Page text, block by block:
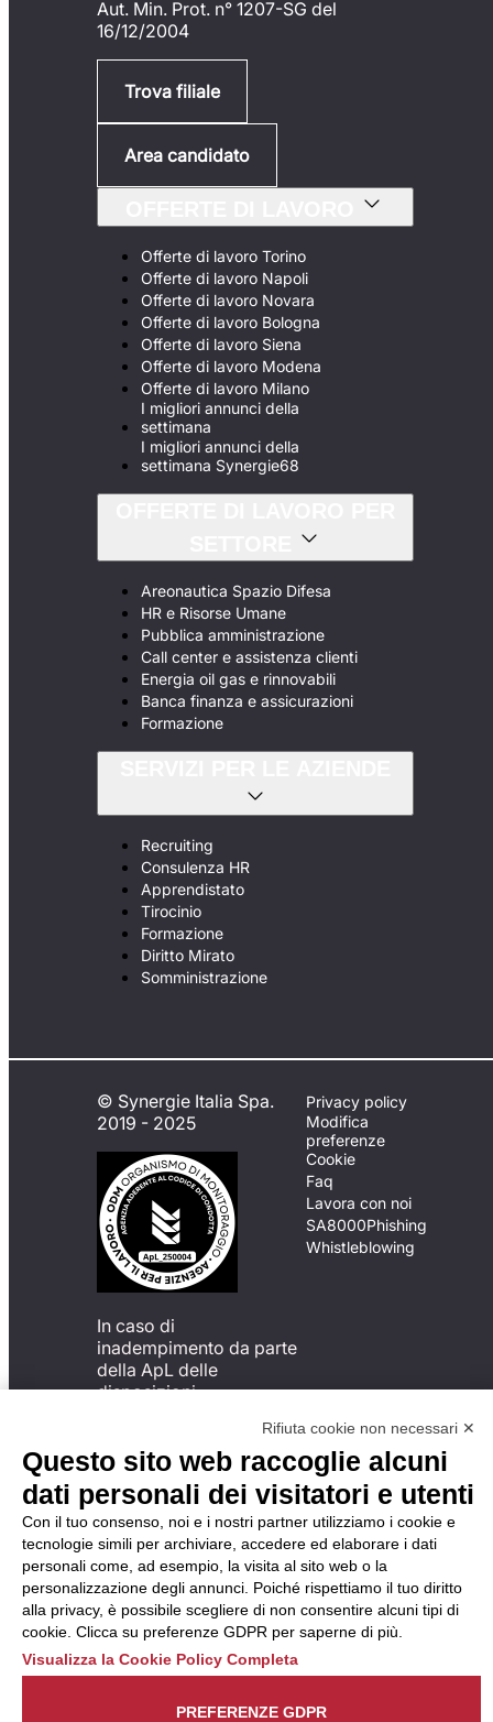
Aut. Min. Prot. n° 1207-SG del
16/12/2004
Trova filiale
Area candidato
Offerte di lavoro Torino
Offerte di lavoro Napoli
Offerte di lavoro Novara
Offerte di lavoro Bologna
Offerte di lavoro Siena
Offerte di lavoro Modena
Offerte di lavoro Milano
I migliori annunci della
settimana
I migliori annunci della
settimana Synergie68
Areonautica Spazio Difesa
HR e Risorse Umane
Pubblica amministrazione
Call center e assistenza clienti
Energia oil gas e rinnovabili
Banca finanza e assicurazioni
Formazione
Recruiting
Consulenza HR
Apprendistato
Tirocinio
Formazione
Diritto Mirato
Somministrazione
© Synergie Italia Spa.
2019 - 2025
In caso di
inadempimento da parte
della ApL delle
disposizioni
possibile presentare un
reclamo
all’Organismo di
Monitoraggio utilizzando
una delle modalità
descritte al seguente
indirizzo web
https://odm-
agenzielavoro.it/reclami/.
Privacy policy
Modifica
preferenze
Cookie
Faq
Lavora con noi
SA8000Phishing
Whistleblowing
Rifiuta cookie non necessari ✕
Questo sito web raccoglie alcuni
dati personali dei visitatori e utenti
Con il tuo consenso, noi e i nostri partner utilizziamo i cookie e
tecnologie simili per archiviare, accedere ed elaborare i dati
personali come, ad esempio, la visita al sito web o la
personalizzazione degli annunci. Poiché rispettiamo il tuo diritto
alla privacy, è possibile scegliere di non consentire alcuni tipi di
cookie. Clicca su preferenze GDPR per saperne di più.
Visualizza la Cookie Policy Completa
PREFERENZE GDPR